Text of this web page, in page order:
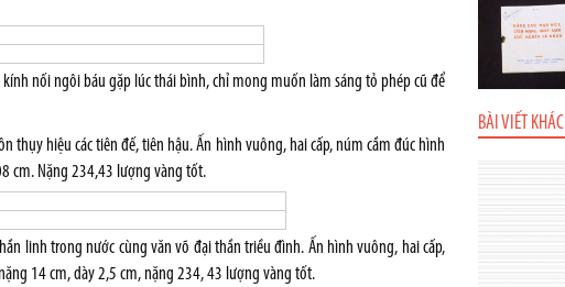
nối ngôi báu gặp lúc thái bình, chỉ mong muốn làm sáng tỏ phép cũ để
thụy hiệu các tiên đế, tiên hậu. Ấn hình vuông, hai cấp, núm cầm đúc hình
cm. Nặng 234,43 lượng vàng tốt.
linh trong nước cùng văn võ đại thần triều đình. Ấn hình vuông, hai cấp,
14 cm, dày 2,5 cm, nặng 234, 43 lượng vàng tốt.
BÀI VIẾT KHÁC